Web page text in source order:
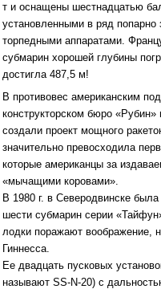
т и оснащены шестнадцатью
установленными в ряд попарно
торпедными аппаратами.
субмарин хорошей глубины
достигла 487,5 м!
В противовес американским
конструкторском бюро
создали проект мощного
значительно превосходила
которые американцы за
«мычащими коровами».
В 1980 г. в Северодвинске
шести субмарин серии
лодки поражают воображение,
Гиннесса.
Ее двадцать пусковых
называют SS-N-20) с